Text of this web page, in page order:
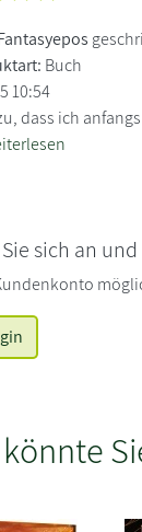
Buch
10:54
dass ich
sich an
könnte